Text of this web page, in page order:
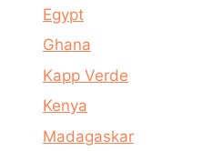
Egypt
Ghana
Kapp Verde
Kenya
Madagaskar